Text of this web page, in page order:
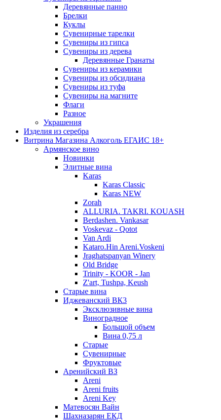
Деревянные панно
Брелки
Куклы
Сувенирные тарелки
Сувениры из гипса
Сувениры из дерева
Деревянные Гранаты
Сувениры из керамики
Сувениры из обсидиана
Сувениры из туфа
Сувениры на магните
Флаги
Разное
Украшения
Изделия из серебра
Витрина Магазина Алкоголь ЕГАИС 18+
Армянское вино
Новинки
Элитные вина
Karas
Karas Classic
Karas NEW
Zorah
ALLURIA. TAKRI. KOUASH
Berdashen. Vankasar
Voskevaz - Qotot
Van Ardi
Kataro.Hin Areni.Voskeni
Jraghatspanyan Winery
Old Bridge
Trinity - KOOR - Jan
Z'art, Tushpa, Keush
Старые вина
Иджеванский ВК3
Эксклюзивные вина
Виноградное
Большой объем
Вина 0,75 л
Старые
Сувенирные
Фруктовые
Аренийский ВЗ
Areni
Areni fruits
Areni Key
Матевосян Вайн
Шахназарян ЕКД